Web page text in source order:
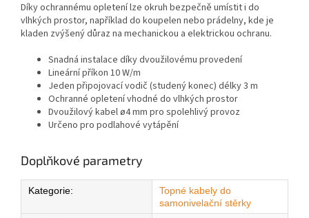
Díky ochrannému opletení lze okruh bezpečně umístit i do
vlhkých prostor, například do koupelen nebo prádelny, kde je
kladen zvýšený důraz na mechanickou a elektrickou ochranu.
Snadná instalace díky dvoužilovému provedení
Lineární příkon 10 W/m
Jeden připojovací vodič (studený konec) délky 3 m
Ochranné opletení vhodné do vlhkých prostor
Dvoužilový kabel ø4 mm pro spolehlivý provoz
Určeno pro podlahové vytápění
Doplňkové parametry
Kategorie:
Topné kabely do
samonivelační stěrky